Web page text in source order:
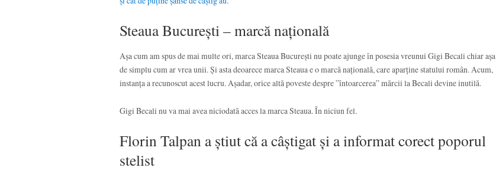
Steaua București – marcă națională
Așa cum am spus de mai multe ori, marca Steaua București nu poate ajunge în posesia vreunui Gigi Becali chiar așa
de simplu cum ar vrea unii. Și asta deoarece marca Steaua e o marcă națională, care aparține statului român. Acum,
instanța a recunoscut acest lucru. Așadar, orice altă poveste despre ”întoarcerea” mărcii la Becali devine inutilă.
Gigi Becali nu va mai avea niciodată acces la marca Steaua. În niciun fel.
Florin Talpan a știut că a câștigat și a informat corect poporul
stelist